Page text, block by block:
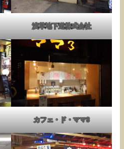
浅草地下道株式会社
カフェ・ド・ママ3